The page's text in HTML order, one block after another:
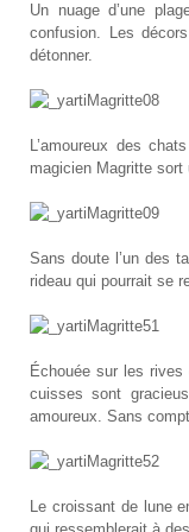
Un nuage d’une
confusion. Les
détonner.
L’amoureux des
magicien Magritte
Sans doute l’un des
rideau qui pourrait se
Échouée sur les rives
cuisses sont
amoureux. Sans
Le croissant de lune